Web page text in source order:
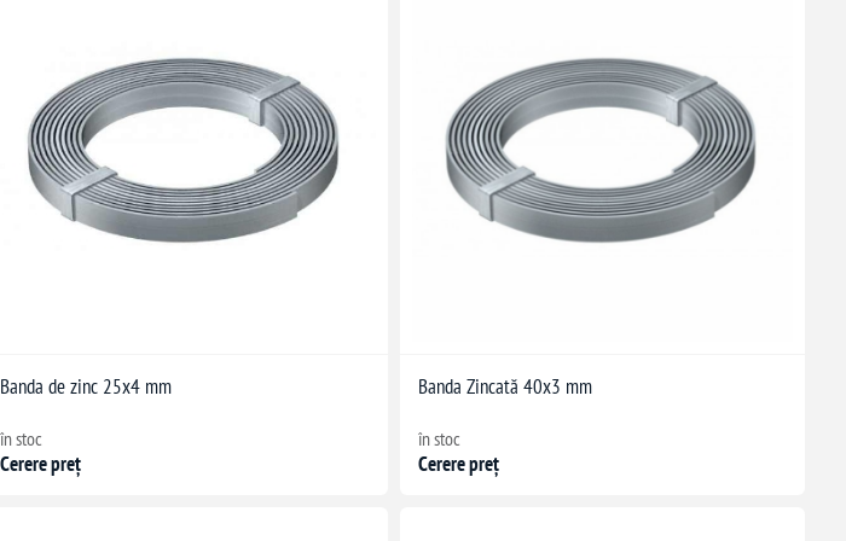
Banda de zinc 25x4 mm
în stoc
Cerere preț
Banda Zincată 40x3 mm
în stoc
Cerere preț